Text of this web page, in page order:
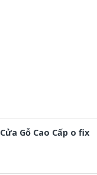
Cửa Gỗ Cao Cấp o fix